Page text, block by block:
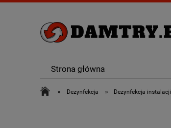
Strona główna
» Dezynfekcja » Dezynfekcja instalacji